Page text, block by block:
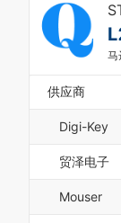
供应商
Digi-Key
贸泽电子
Mouser